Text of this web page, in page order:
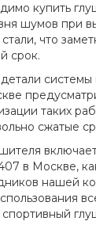
купить
шумов при
что
срок.
таких
сжатые
в Москве,
нашей
спортивный